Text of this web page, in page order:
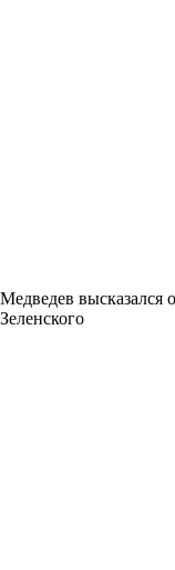
Медведев высказался
Зеленского